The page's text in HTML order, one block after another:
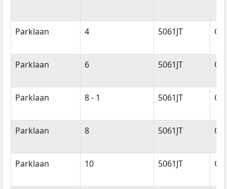
Parklaan 4 5061JT
Parklaan 6 5061JT
Parklaan 8 - 1 5061JT
Parklaan 8 5061JT
Parklaan 10 5061JT